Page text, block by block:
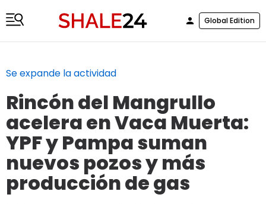
Global Edition
Se expande la actividad
Rincón del Mangrullo
acelera en Vaca Muerta:
YPF y Pampa suman
nuevos pozos y más
producción de gas